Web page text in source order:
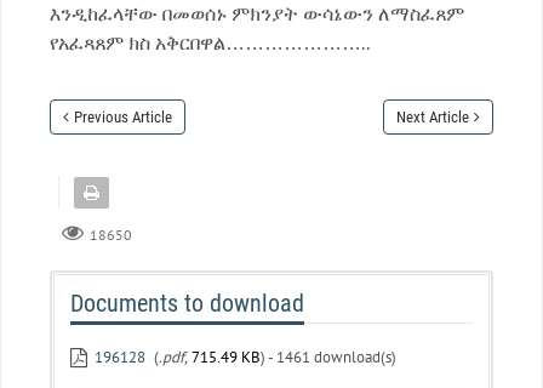
እንዲከፈላቸው በመወሰኑ ምክንያት ውሳኔውን ለማስፈጸም
የአፈጻጸም ክስ አቅርበዋል…………………..
Previous Article Next Article
18650
Documents to download
196128 (.pdf,715.49 KB) - 1461 download(s)